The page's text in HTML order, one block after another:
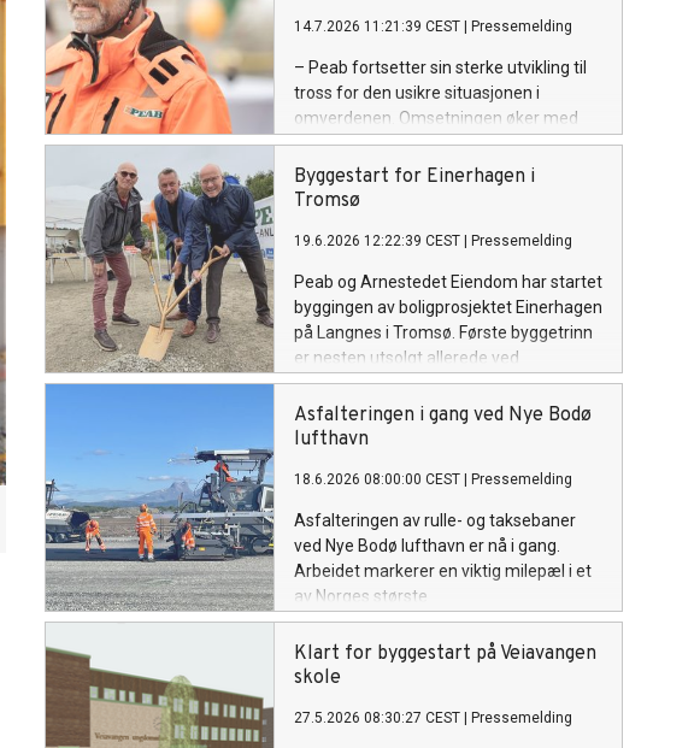
14.7.2026 11:21:39 CEST Pressemelding
– Peab fortsetter sin sterke utvikling til
tross for den usikre situasjonen i
omverdenen. Omsetningen øker med
tolv prosent i andre kvartal, samtidig
som både driftsresultatet og
driftsmarginen styrkes. Vi rapporterer
ordrereserven ligger fortsatt på et
konsernsjef i Peab.
Byggestart for Einerhagen i
Tromsø
19.6.2026 12:22:39 CEST Pressemelding
Peab og Arnestedet Eiendom har startet
byggingen av boligprosjektet Einerhagen
på Langnes i Tromsø. Første byggetrinn
er nesten utsolgt allerede ved
byggestart, og markerer starten på
utviklingen av en ny bydel med over 600
boliger.
Asfalteringen i gang ved Nye Bodø
lufthavn
18.6.2026 08:00:00 CEST Pressemelding
Asfalteringen av rulle- og taksebaner
ved Nye Bodø lufthavn er nå i gang.
Arbeidet markerer en viktig milepæl i et
av Norges største
samferdselsprosjekter, der rundt
200 000 tonn asfalt skal legges de neste
sesongene.
Klart for byggestart på Veiavangen
skole
27.5.2026 08:30:27 CEST Pressemelding